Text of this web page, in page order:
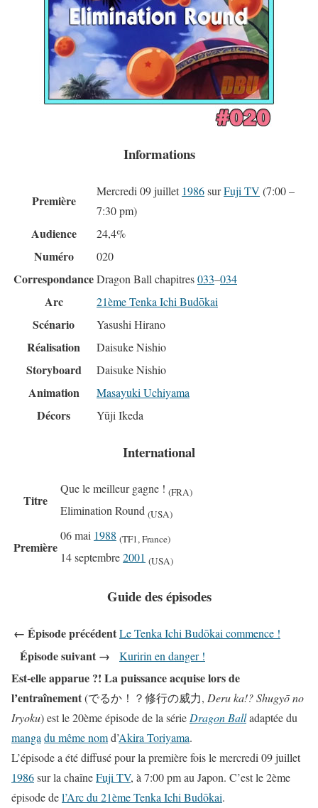
Informations
Première
Mercredi 09 juillet 1986surFuji TV (7:00 –
7:30 pm)
Audience 24,4%
Numéro 020
CorrespondanceDragon Ball chapitres033–034
Arc 21ème Tenka Ichi Budōkai
Scénario Yasushi Hirano
Réalisation Daisuke Nishio
Storyboard Daisuke Nishio
Animation Masayuki Uchiyama
Décors Yūji Ikeda
International
Titre
Que le meilleur gagne ! (FRA)
Elimination Round (USA)
Première
06 mai 1988 (TF1, France)
14 septembre2001 (USA)
Guide des épisodes
← Épisode précédentLe Tenka Ichi Budōkai commence !
Épisode suivant → Kuririn en danger !
Est-elle apparue ?! La puissance acquise lors de
l’entraînement(でるか！？修行の威力, Deru ka!? Shugyō no
Iryoku) est le 20ème épisode de la série Dragon Balladaptée du
manga du même nomd’Akira Toriyama.
L’épisode a été diffusé pour la première fois le mercredi 09 juillet
1986sur la chaîneFuji TV, à 7:00 pm au Japon. C’est le 2ème
épisode del’Arc du 21ème Tenka Ichi Budōkai.